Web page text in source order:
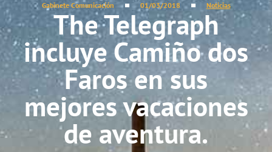
Gabinete Comunicación 01/03/2018 Noticias
The Telegraph
incluye Camiño dos
Faros en sus
mejores vacaciones
de aventura.